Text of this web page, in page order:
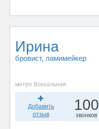
Ирина
бровист, ламимейкер
метро Вокзальная
Добавить
отзыв
100
звонков